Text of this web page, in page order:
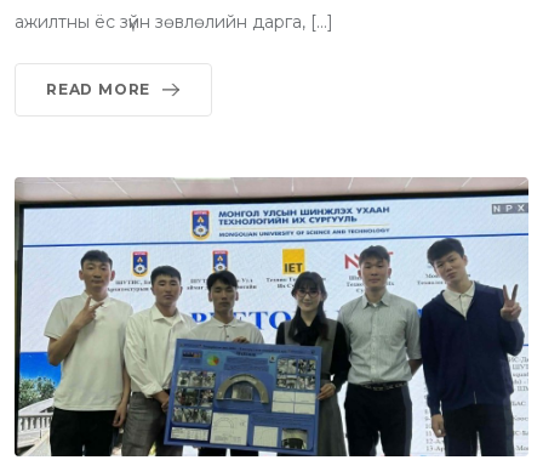
ажилтны ёс зүйн зөвлөлийн дарга, […]
READ MORE